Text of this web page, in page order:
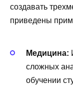
создавать
приведены
Медицина:
сложных
обучении